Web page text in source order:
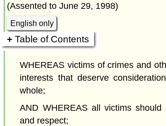
(Assented to June 29, 1998)
English only
Table of Contents
WHEREAS victims of crimes and
interests that deserve
whole;
AND WHEREAS all victims
and respect;